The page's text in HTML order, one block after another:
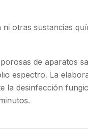
otras sustancias
de aparatos
espectro. La
la desinfección